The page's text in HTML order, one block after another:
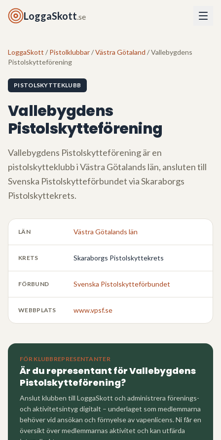
LoggaSkott.se
LoggaSkott / Pistolklubbar/Västra Götaland / Vallebygdens
Pistolskytteförening
PISTOLSKYTTEKLUBB
Vallebygdens
Pistolskytteförening
Vallebygdens Pistolskytteföreningär en
pistolskytteklubb iVästra Götalands län, ansluten till
Svenska Pistolskytteförbundet viaSkaraborgs
Pistolskyttekrets.
LÄN Västra Götalands län
KRETS Skaraborgs Pistolskyttekrets
FÖRBUND Svenska Pistolskytteförbundet
WEBBPLATS www.vpsf.se
FÖR KLUBBREPRESENTANTER
Är du representant förVallebygdens
Pistolskytteförening?
Anslut klubben till LoggaSkott och administrera förenings-
och aktivitetsintyg digitalt – underlaget som medlemmarna
behöver vid ansökan och förnyelse av vapenlicens. Ni får en
översikt över medlemmarnas aktivitet och kan utfärda